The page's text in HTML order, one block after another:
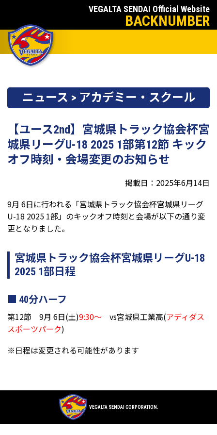
VEGALTA SENDAI Official Website
BACKNUMBER
ニュース > アカデミー・スクール
【ユース2nd】宮城県トラック協会杯宮
城県リーグU-18 2025 1部第12節 キック
オフ時刻・会場変更のお知らせ
掲載日：2025年6月14日
9月 6日に行われる「宮城県トラック協会杯宮城県リーグ
U-18 2025 1部」のキックオフ時刻と会場が以下の通り変
更となりました。
宮城県トラック協会杯宮城県リーグU-18
2025 1部日程
40分ハーフ
第12節 9月 6日(土)9:30～ vs宮城県工業高(アディダス
スポーツパーク)
※日程は変更される可能性があります
VEGALTA SENDAI CORPORATION.